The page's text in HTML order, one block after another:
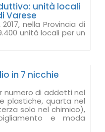
unità locali
Varese
nella Provincia di
unità locali per un
in 7 nicchie
numero di addetti nel
plastiche, quarta nel
solo nel chimico),
e moda